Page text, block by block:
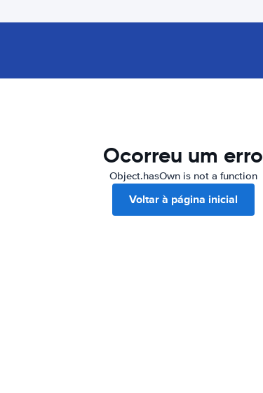
Ocorreu um erro
Object.hasOwn is not a function
Voltar à página inicial